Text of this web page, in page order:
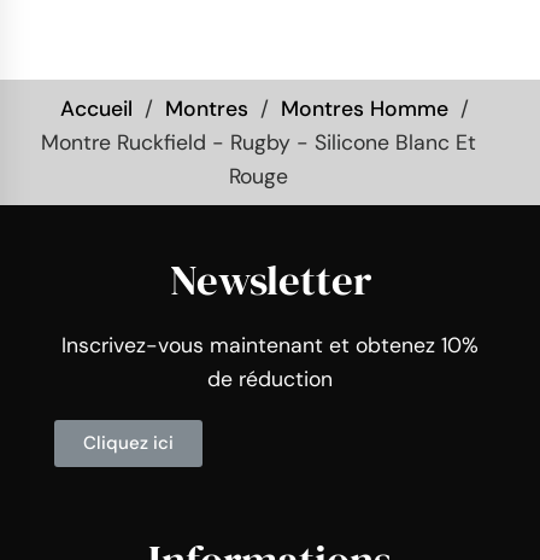
Accueil Montres
Montres Homme
Montre Ruckfield - Rugby - Silicone Blanc Et
Rouge
Newsletter
Inscrivez-vous maintenant et obtenez 10%
de réduction
Cliquez ici